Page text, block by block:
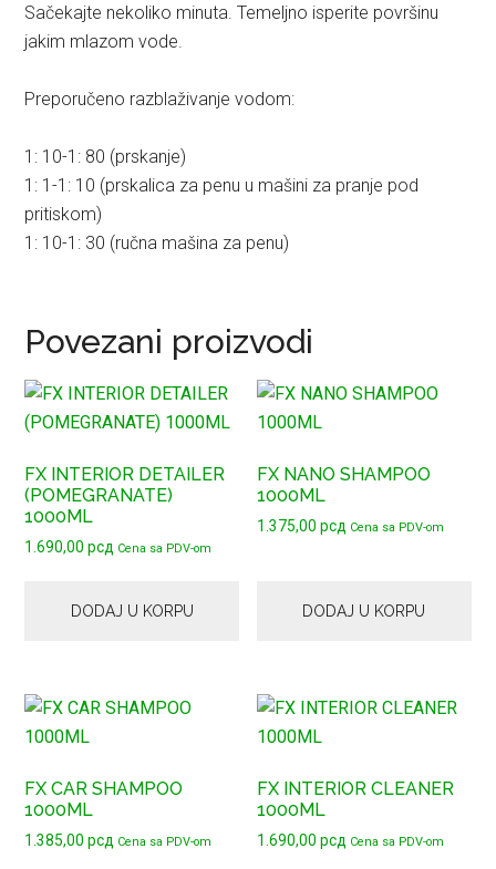
Sačekajte nekoliko minuta. Temeljno isperite površinu
jakim mlazom vode.
Preporučeno razblaživanje vodom:
1: 10-1: 80 (prskanje)
1: 1-1: 10 (prskalica za penu u mašini za pranje pod
pritiskom)
1: 10-1: 30 (ručna mašina za penu)
Povezani proizvodi
FX INTERIOR DETAILER
(POMEGRANATE)
1000ML
1.690,00рсд Cena sa PDV-om
DODAJ U KORPU
FX NANO SHAMPOO
1000ML
1.375,00рсд Cena sa PDV-om
DODAJ U KORPU
FX CAR SHAMPOO
1000ML
1.385,00рсд Cena sa PDV-om
FX INTERIOR CLEANER
1000ML
1.690,00рсд Cena sa PDV-om